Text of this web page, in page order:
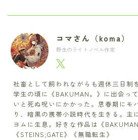
コマさん（koma）
野生のライトノベル作家
社畜として飼われながらも週休三日制
学生の頃に《BAKUMAN。》に出会っ
いと死ぬ呪いにかかった。思春期にモ
り、暗黒の携帯小説時代を生きる。主
ヨムに生息。好きな作品は《
《STEINS;GATE》《無職転生》